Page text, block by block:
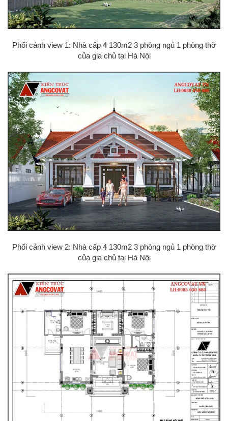
Phối cảnh view 1: Nhà cấp 4 130m2 3 phòng ngủ 1 phòng thờ
của gia chủ tại Hà Nội
Phối cảnh view 2: Nhà cấp 4 130m2 3 phòng ngủ 1 phòng thờ
của gia chủ tại Hà Nội